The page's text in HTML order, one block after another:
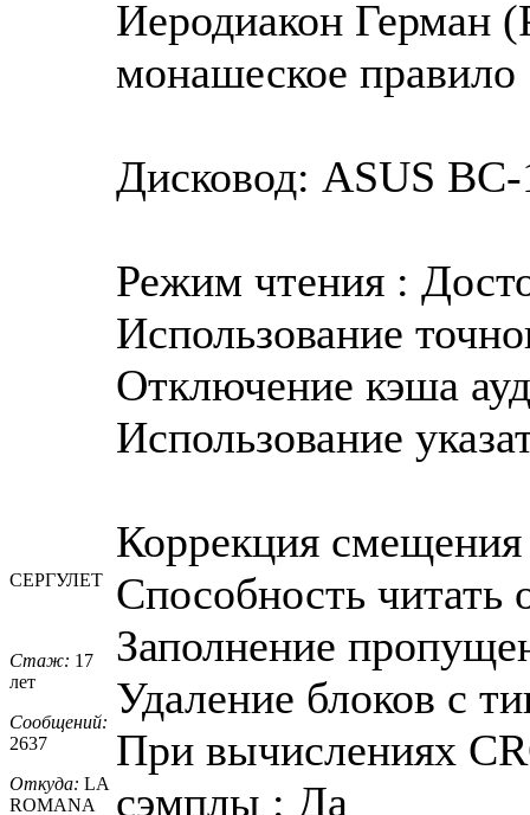
СЕРГУЛЕТ
Стаж: 17
лет
Сообщений:
2637
Откуда: LA
ROMANA
Иеродиакон Герман
монашеское правило
Дисковод: ASUS
Режим чтения :
Использование
Отключение кэша
Использование
Коррекция
Способность
Заполнение
Удаление блоков с
При вычислениях
сэмплы : Да